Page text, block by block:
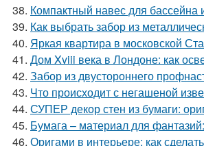
38. Компактный навес для бассейна
39. Как выбрать забор из
40. Яркая квартира в московской
41. Дом Xviii века в Лондоне: как
42. Забор из двустороннего
43. Что происходит с негашеной
44. СУПЕР декор стен из бумаги:
45. Бумага – материал для
46. Оригами в интерьере: как